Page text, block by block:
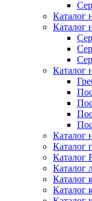
Каталог
Каталог
Каталог
Каталог
Каталог
Каталог
Каталог
Каталог
Каталог